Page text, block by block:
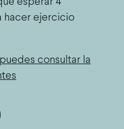
esperar 4
hacer ejercicio
consultar la